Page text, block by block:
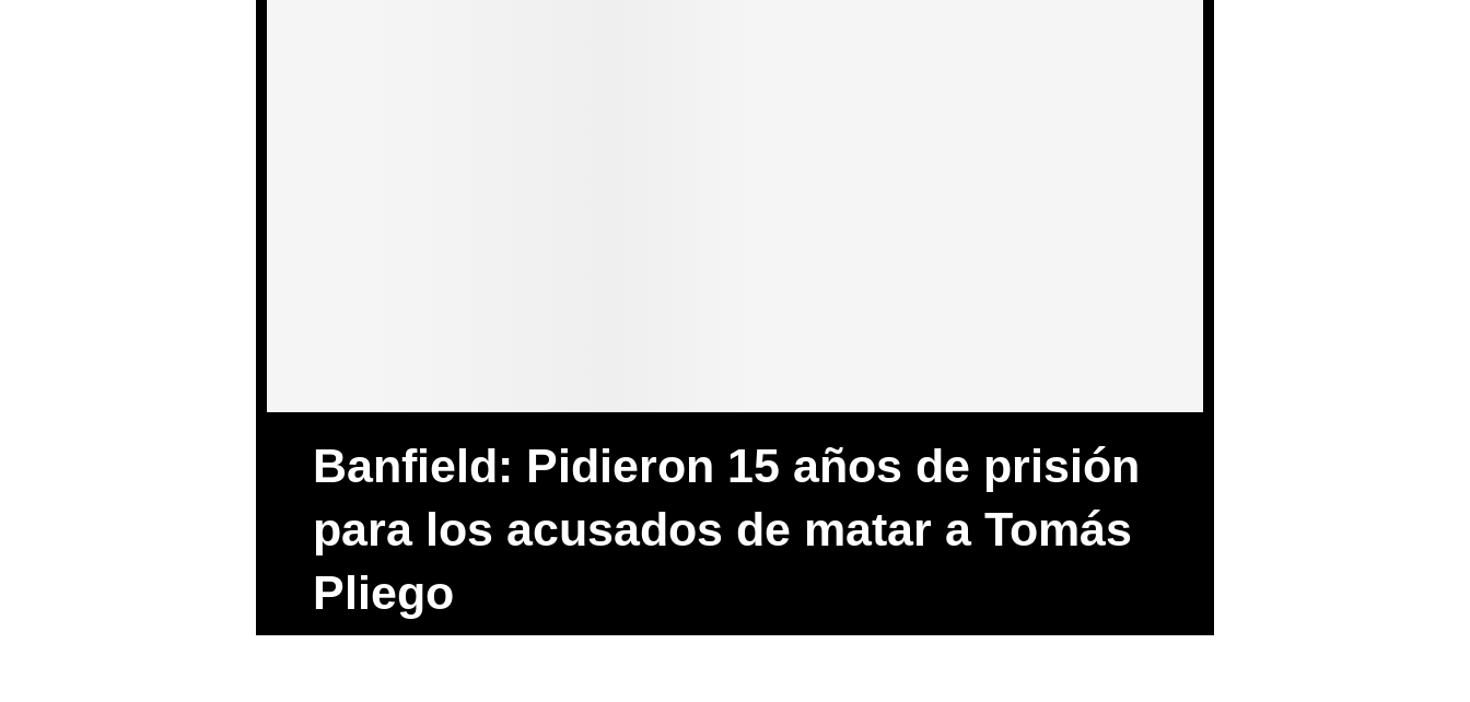
Banfield: Pidieron 15 años de prisión
para los acusados de matar a Tomás
Pliego